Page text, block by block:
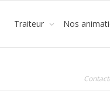
Traiteur Nos